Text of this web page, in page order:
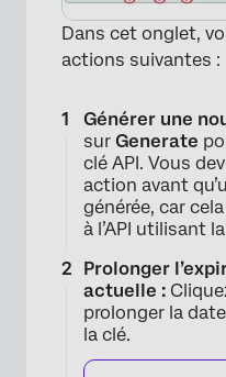
Dans cet onglet,
actions suivantes :
Générer une
sur Generate
clé API. Vous
action avant
générée, car
à l’API utilisant
Prolonger
actuelle :
prolonger la
la clé.